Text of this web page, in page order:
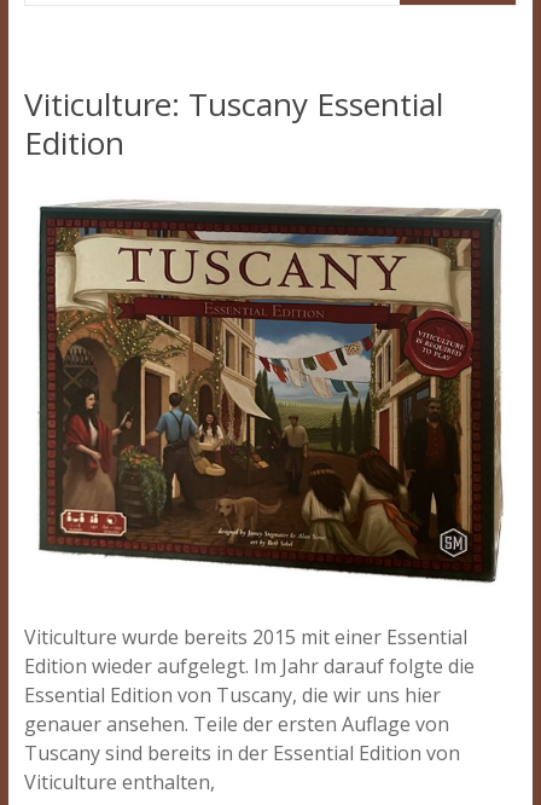
Viticulture: Tuscany Essential
Edition
Viticulture wurde bereits 2015 mit einer Essential
Edition wieder aufgelegt. Im Jahr darauf folgte die
Essential Edition von Tuscany, die wir uns hier
genauer ansehen. Teile der ersten Auflage von
Tuscany sind bereits in der Essential Edition von
Viticulture enthalten,